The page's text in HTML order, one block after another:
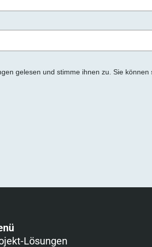
gelesen und stimme ihnen zu. Sie können
Lösungen